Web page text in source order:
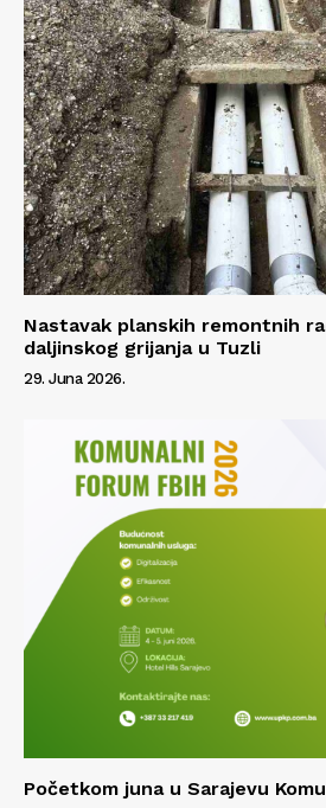
Nastavak planskih remontnih
daljinskog grijanja u Tuzli
29. Juna 2026.
Početkom juna u Sarajevu